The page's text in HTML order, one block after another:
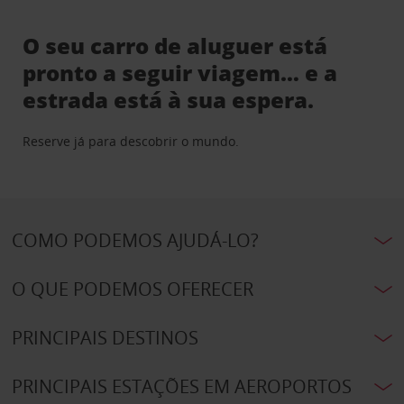
O seu carro de aluguer está
pronto a seguir viagem… e a
estrada está à sua espera.
Reserve já para descobrir o mundo.
COMO PODEMOS AJUDÁ-LO?
O QUE PODEMOS OFERECER
PRINCIPAIS DESTINOS
PRINCIPAIS ESTAÇÕES EM AEROPORTOS